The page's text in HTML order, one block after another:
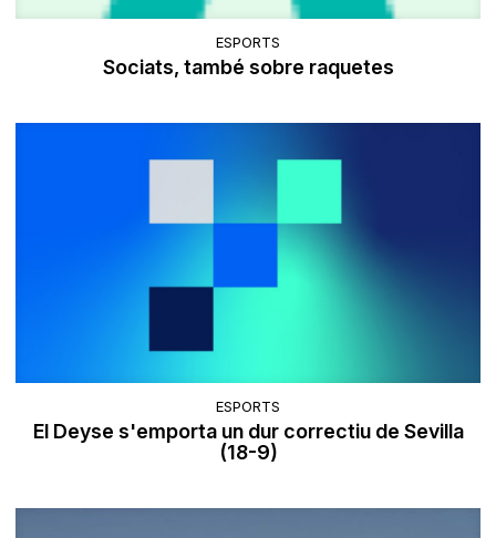
ESPORTS
Sociats, també sobre raquetes
ESPORTS
El Deyse s'emporta un dur correctiu de Sevilla
(18-9)